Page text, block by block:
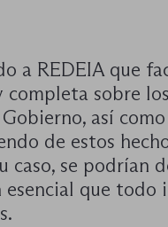
a REDEIA que
completa sobre
así
de estos
caso, se podrían
que todo